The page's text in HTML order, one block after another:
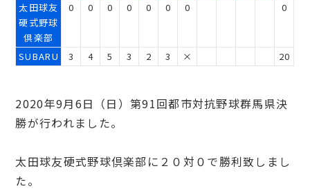
太田球友
硬式野球
倶楽部
0 0 0 0 0 0 0 0
SUBARU 3 4 5 3 2 3 × 20
2020年9月6日（日）第91回都市対抗野球群馬県決
勝が行われました。
太田球友硬式野球倶楽部に２０対０で勝利致しまし
た。